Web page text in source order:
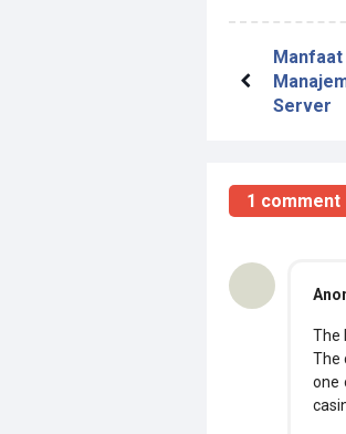
Server
1 comment
The
The
one